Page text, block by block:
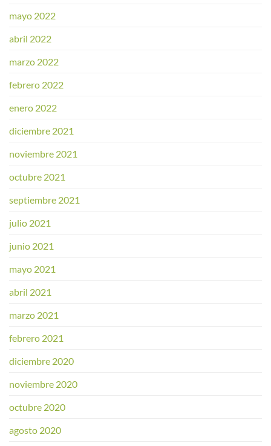
mayo 2022
abril 2022
marzo 2022
febrero 2022
enero 2022
diciembre 2021
noviembre 2021
octubre 2021
septiembre 2021
julio 2021
junio 2021
mayo 2021
abril 2021
marzo 2021
febrero 2021
diciembre 2020
noviembre 2020
octubre 2020
agosto 2020